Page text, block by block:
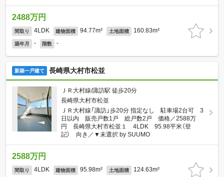
2488万円
間取り 4LDK 建物面積 94.77m² 土地面積 160.83m²
築年月 - 階数 -
新築一戸建て 長崎県大村市松並
ＪＲ大村線/諏訪駅 徒歩20分
長崎県大村市松並
ＪＲ大村線「諏訪」歩20分 指定なし 駐車場2台可 3
日以内 販売戸数1戸 総戸数2戸 価格／2588万
円 長崎県大村市松並１ 4LDK 95.98平米（登
記） 向き／▼未選択 by SUUMO
2588万円
間取り 4LDK 建物面積 95.98m² 土地面積 124.63m²